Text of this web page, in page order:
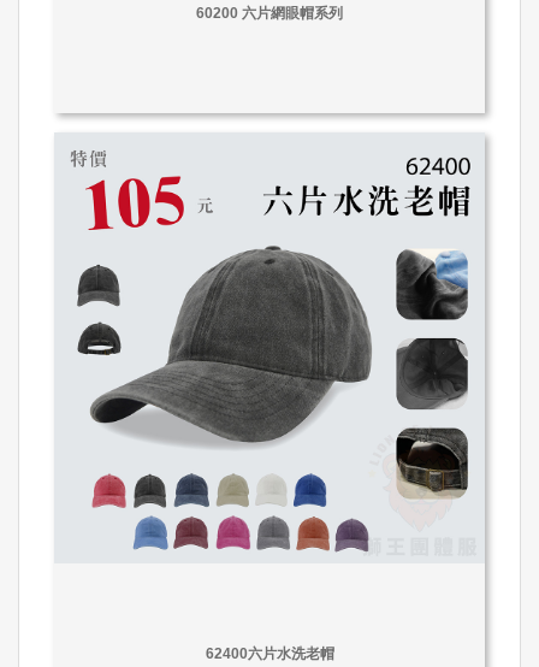
60200 六片網眼帽系列
62400六片水洗老帽